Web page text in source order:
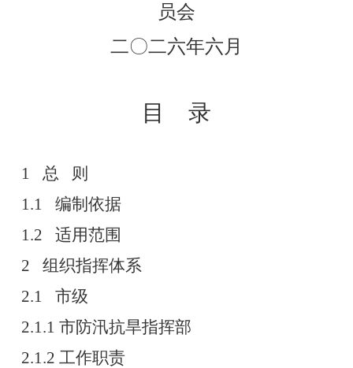
员会
二〇二六年六 月
目 录
1 总 则
1.1 编制依据
1.2 适用范围
2 组织指挥体系
2.1 市级
2.1.1 市防汛抗旱指挥部
2.1.2 工作职责